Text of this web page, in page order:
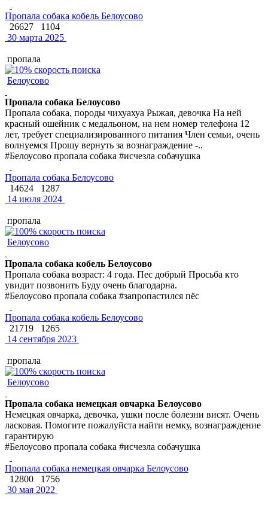
Пропала собака кобель Белоусово
26627
1104
30 марта 2025
пропала
Белоусово
Пропала собака Белоусово
Пропала собака, породы чихуахуа Рыжая, девочка На ней
красный ошейник с медальоном, на нем номер телефона 12
лет, требует специализированного питания Член семьи, очень
волнуемся Прошу вернуть за вознаграждение -..
#Белоусово пропала собака #исчезла собачушка
Пропала собака Белоусово
14624
1287
14 июля 2024
пропала
Белоусово
Пропала собака кобель Белоусово
Пропала собака возраст: 4 года. Пес добрый Просьба кто
увидит позвонить Буду очень благодарна.
#Белоусово пропала собака #запропастился пёс
Пропала собака кобель Белоусово
21719
1265
14 сентября 2023
пропала
Белоусово
Пропала собака немецкая овчарка Белоусово
Немецкая овчарка, девочка, ушки после болезни висят. Очень
ласковая. Помогите пожалуйста найти немку, вознаграждение
гарантирую
#Белоусово пропала собака #исчезла собачушка
Пропала собака немецкая овчарка Белоусово
12800
1756
30 мая 2022